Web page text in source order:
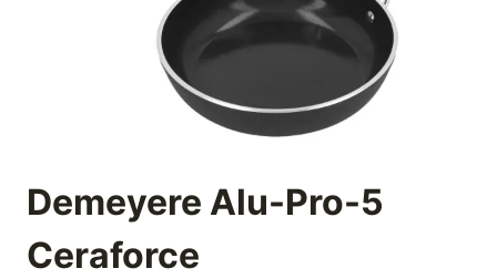
Demeyere Alu-Pro-5
Ceraforce